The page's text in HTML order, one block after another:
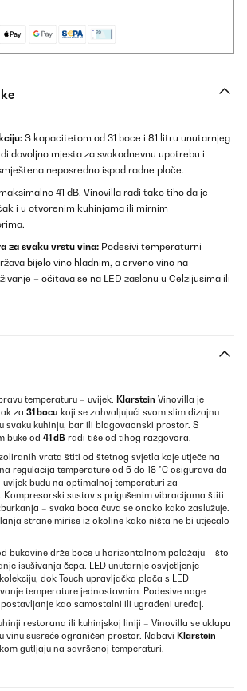
S kapacitetom od 31 boce i 81 litru unutarnjeg
dovoljno mjesta za svakodnevnu upotrebu i
neposredno ispod radne ploče.
41 dB, Vinovilla radi tako tiho da je
i u otvorenim kuhinjama ili mirnim
za svaku vrstu vina: Podesivi temperaturni
bijelo vino hladnim, a crveno vino na
– očitava se na LED zaslonu u Celzijusima ili
temperaturu – uvijek. Klarstein Vinovilla je
za 31 bocu koji se zahvaljujući svom slim dizajnu
svaku kuhinju, bar ili blagovaonski prostor. S
buke od 41 dB radi tiše od tihog razgovora.
vrata štiti od štetnog svjetla koje utječe na
regulacija temperature od 5 do 18 °C osigurava da
budu na optimalnoj temperaturi za
Kompresorski sustav s prigušenim vibracijama štiti
– svaka boca čuva se onako kako zaslužuje.
strane mirise iz okoline kako ništa ne bi utjecalo
bukovine drže boce u horizontalnom položaju – što
isušivanja čepa. LED unutarnje osvjetljenje
dok Touch upravljačka ploča s LED
temperature jednostavnim. Podesive noge
kao samostalni ili ugrađeni uređaj.
restorana ili kuhinjskoj liniji – Vinovilla se uklapa
vinu susreće ograničen prostor. Nabavi Klarstein
gutljaju na savršenoj temperaturi.